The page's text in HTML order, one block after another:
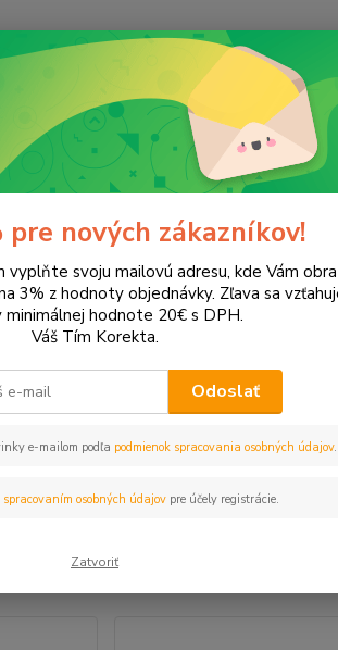
EPSON Stylus D120
Upresniť
pre nových zákazníkov!
vyplňte svoju mailovú adresu, kde Vám
3% z hodnoty objednávky. Zľava sa
minimálnej hodnote 20€ s DPH.
Váš Tím Korekta.
Odoslať
e-mailom podľa podmienok spracovania osobných údajov.
spracovaním osobných údajovpre účely registrácie.
Zatvoriť